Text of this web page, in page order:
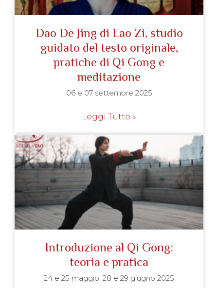
Dao De Jing di Lao Zi, studio
guidato del testo originale,
pratiche di Qi Gong e
meditazione
06 e 07 settembre 2025
Leggi Tutto »
Introduzione al Qi Gong:
teoria e pratica
24 e 25 maggio, 28 e 29 giugno 2025